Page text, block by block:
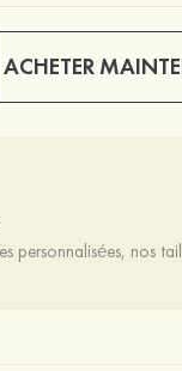
ACHETER
personnalisées, nos